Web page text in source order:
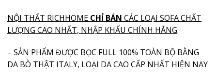
NỘI THẤT RICHHOME CHỈ BÁN CÁC LOẠI SOFA CHẤT
LƯỢNG CAO NHẤT, NHẬP KHẨU CHÍNH HÃNG:
– SẢN PHẨM ĐƯỢC BỌC FULL 100% TOÀN BỘ BẰNG
DA BÒ THẬT ITALY, LOẠI DA CAO CẤP NHẤT HIỆN NAY